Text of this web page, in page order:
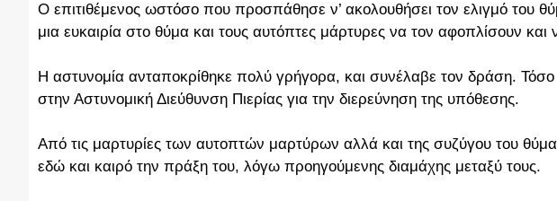
Ο επιτιθέμενος ωστόσο που προσπάθησε ν’ ακολουθήσει τον ελιγμό του
μια ευκαιρία στο θύμα και τους αυτόπτες μάρτυρες να τον αφοπλίσουν
Η αστυνομία ανταποκρίθηκε πολύ γρήγορα, και συνέλαβε τον δράση.
στην Αστυνομική Διεύθυνση Πιερίας για την διερεύνηση της υπόθεσης.
Από τις μαρτυρίες των αυτοπτών μαρτύρων αλλά και της συζύγου του
εδώ και καιρό την πράξη του, λόγω προηγούμενης διαμάχης μεταξύ τους.